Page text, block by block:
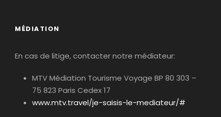
MÉDIATION
En cas de litige, contacter notre médiateur:
MTV Médiation Tourisme Voyage BP 80 303 –
75 823 Paris Cedex 17
www.mtv.travel/je-saisis-le-mediateur/#